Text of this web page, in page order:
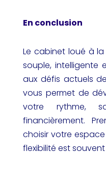
En conclusion
Le cabinet loué à
souple, intelligente
aux défis actuels
vous permet de
votre rythme,
financièrement.
choisir votre
flexibilité est